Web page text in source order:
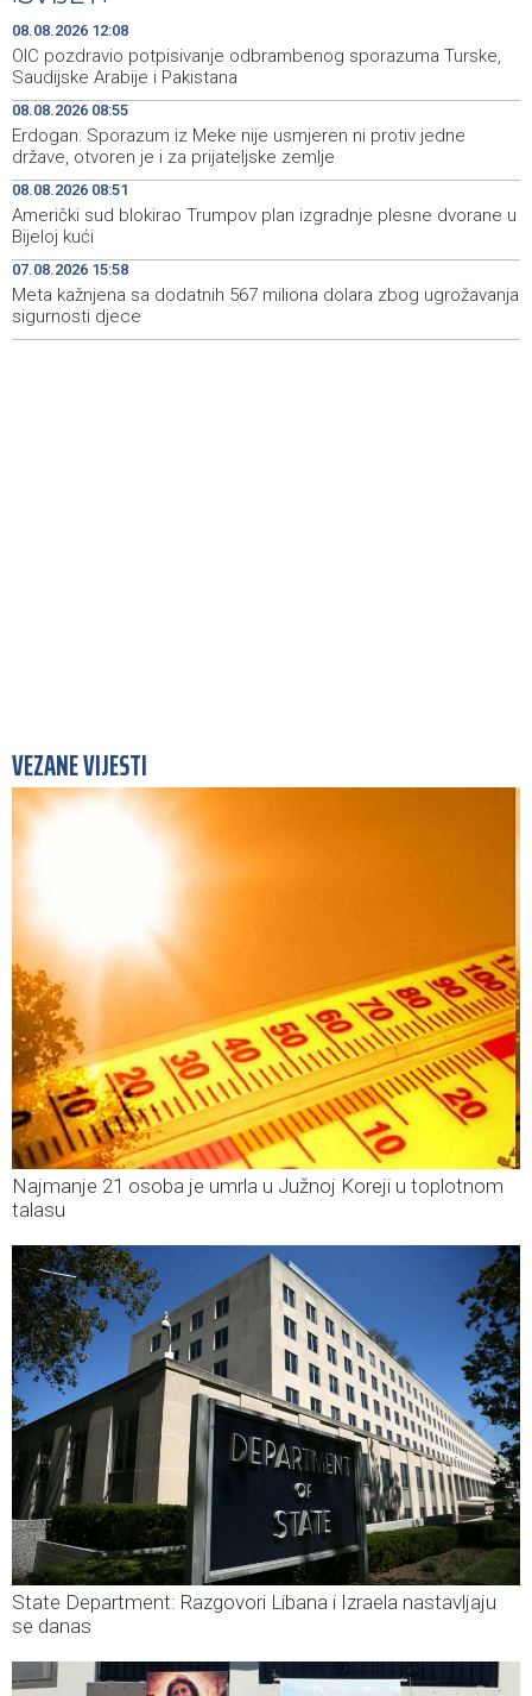
Turske, Saudijske Arabije i Pakistana
12:04 Zatvoren Festival prijateljstva u Goraždu
11:52
Hrvatska: Sudar teretnog i putničkog vlaka kod Svetog
Ivana Žabnog, ima ozlijeđenih
11:44
Prometna nezgoda kod Udore, promet na cesti Stolac
– Neum potpuno obustavljen
11:27
City film festu u Niškoj Banji
08.08.2026 12:08
OIC pozdravio potpisivanje odbrambenog sporazuma Turske,
Saudijske Arabije i Pakistana
08.08.2026 08:55
Erdogan: Sporazum iz Meke nije usmjeren ni protiv jedne
države, otvoren je i za prijateljske zemlje
08.08.2026 08:51
Američki sud blokirao Trumpov plan izgradnje plesne dvorane u
Bijeloj kući
07.08.2026 15:58
Meta kažnjena sa dodatnih 567 miliona dolara zbog ugrožavanja
sigurnosti djece
VEZANE VIJESTI
Najmanje 21 osoba je umrla u Južnoj Koreji u toplotnom
talasu
State Department: Razgovori Libana i Izraela nastavljaju
se danas